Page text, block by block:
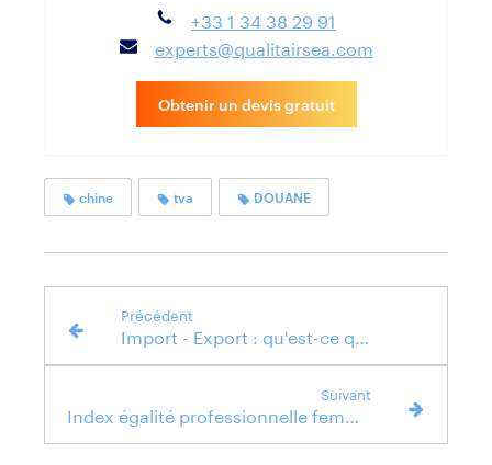
+33 1 34 38 29 91
experts@qualitairsea.com
Obtenir un devis gratuit
chine tva DOUANE
Précédent
Import - Export : qu'est-ce que le numéro EORI ? Quels changements à venir ?
Suivant
Index égalité professionnelle femme-homme